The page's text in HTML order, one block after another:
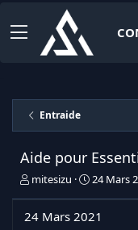
Entraide
Aide pour
I
t
mitesizu
D
e
24 Mars
24 Mars 2021